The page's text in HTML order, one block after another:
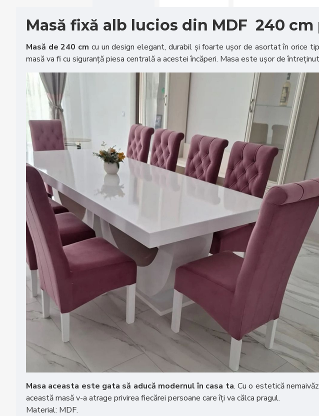
Masă fixă alb lucios din MDF 240
Masă de 240 cm cu un design elegant, durabil și foarte ușor de asortat în orice
masă va fi cu siguranță piesa centrală a acestei încăperi. Masa este ușor de
Masa aceasta este gata să aducă modernul în casa ta. Cu o estetică
această masă v-a atrage privirea fiecărei persoane care îți va călca pragul.
Material: MDF.